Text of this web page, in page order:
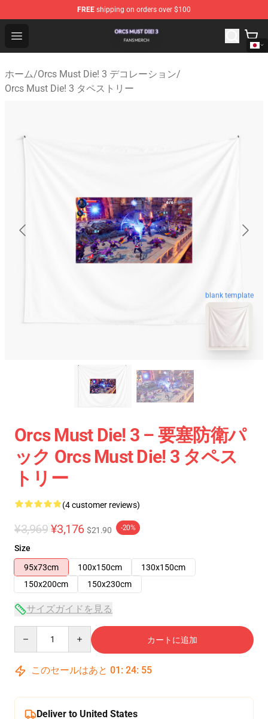
FREE shipping on orders over $100
Open menu
Orcs Must Die! 3 Shop - Official Orcs Must Die! 3
ホーム/Orcs Must Die! 3 デコレーション/
Orcs Must Die! 3 タペストリー
blank template
Orcs Must Die! 3 – 要塞防衛パ
ック Orcs Must Die! 3 タペス
トリー
(4 customer reviews)
¥3,969 ¥3,176 $21.90 -20%
Size
95x73cm
100x150cm
130x150cm
150x200cm
150x230cm
サイズガイドを見る
カートに追加
このセールはあと 01 : 24: 54
Deliver to United States